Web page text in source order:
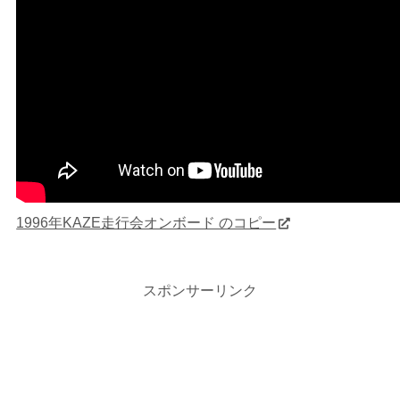
1996年KAZE走行会オンボード のコピー
スポンサーリンク